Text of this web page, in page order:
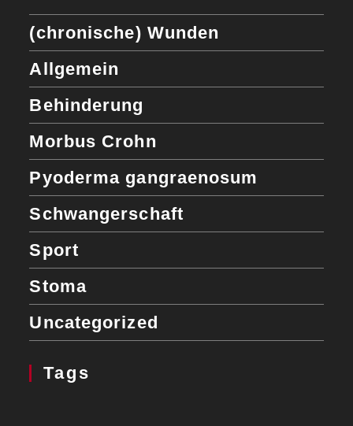
(chronische) Wunden
Allgemein
Behinderung
Morbus Crohn
Pyoderma gangraenosum
Schwangerschaft
Sport
Stoma
Uncategorized
Tags